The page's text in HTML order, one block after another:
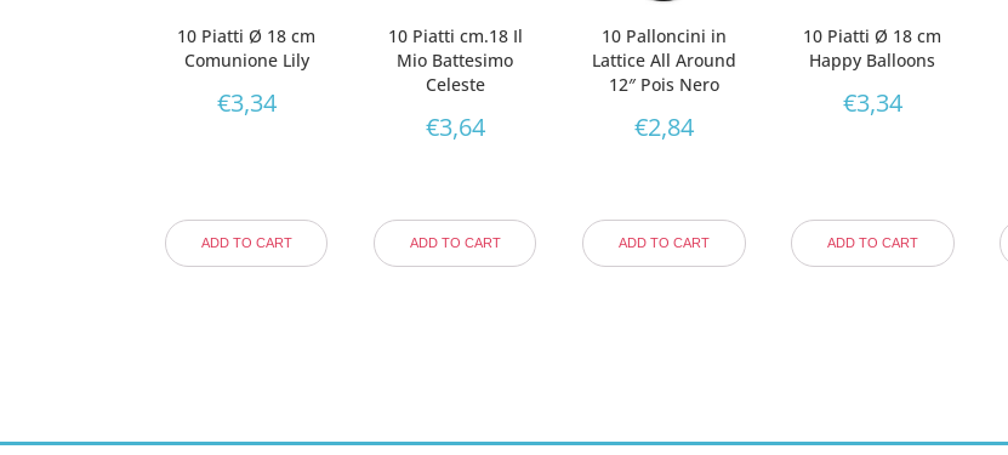
10 Piatti Ø 18 cm
Comunione Lily
€3,34
ADD TO CART
10 Piatti cm.18 Il
Mio Battesimo
Celeste
€3,64
ADD TO CART
10 Palloncini in
Lattice All Around
12″ Pois Nero
€2,84
ADD TO CART
10 Piatti Ø 18 cm
Happy Balloons
€3,34
ADD TO CART